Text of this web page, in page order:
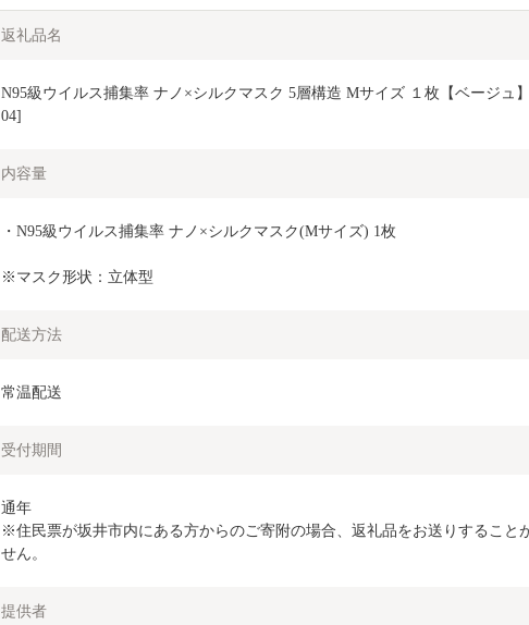
返礼品名
N95級ウイルス捕集率 ナノ×シルクマスク 5層構造 Mサイズ １枚【ベージュ】
04]
内容量
・N95級ウイルス捕集率 ナノ×シルクマスク(Mサイズ) 1枚
※マスク形状：立体型
配送方法
常温配送
受付期間
通年
※住民票が坂井市内にある方からのご寄附の場合、返礼品をお送りすること
せん。
提供者